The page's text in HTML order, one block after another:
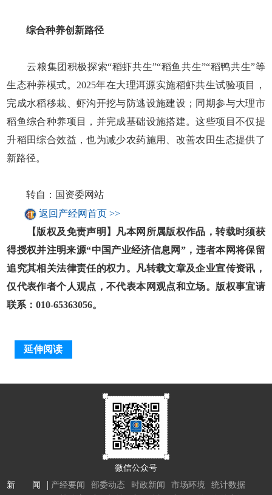
综合种养创新路径
云粮集团积极探索“稻虾共生”“稻鱼共生”“稻鸭共生”等
生态种养模式。2025年在大理洱源实施稻虾共生试验项目，
完成水稻移栽、虾沟开挖与防逃设施建设；同期参与大理市
稻鱼综合种养项目，并完成基础设施搭建。这些项目不仅提
升稻田综合效益，也为减少农药施用、改善农田生态提供了
新路径。
转自：国资委网站
返回产经网首页 >>
【版权及免责声明】凡本网所属版权作品，转载时须获
得授权并注明来源“中国产业经济信息网”，违者本网将保留
追究其相关法律责任的权力。凡转载文章及企业宣传资讯，
仅代表作者个人观点，不代表本网观点和立场。版权事宜请
联系：010-65363056。
延伸阅读
微信公众号
新 闻
产经要闻 部委动态 时政新闻 市场环境
统计数据